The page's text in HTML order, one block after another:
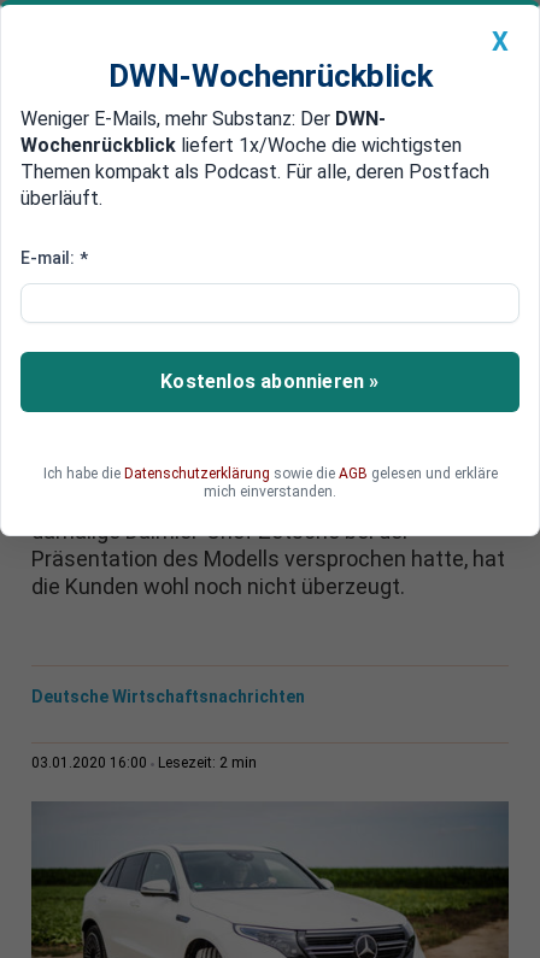
Newsticker MEIN DWN: Geldanlage Premium
Edelmetalle DWN-Magazin China
Trotz einer Werbung mit
Daimler floppt vorerst
Der Verkauf der E-Autos in Deutschland verläuft
zwar grundsätzlich sehr schleppend. Doch sieht
Wagen, dem EQC, einen besonders geringen
Erfolg hat. "Das perfekte Gesamtpaket", das der
damalige Daimler-Chef Zetsche bei der
Präsentation des Modells versprochen hatte, hat
die Kunden wohl noch nicht überzeugt.
Deutsche Wirtschaftsnachrichten
03.01.2020 16:00 Lesezeit: 2 min
X
DWN-Wochenrückblick
Weniger E-Mails, mehr Substanz: Der DWN-
Wochenrückblick liefert 1x/Woche die wichtigsten
Themen kompakt als Podcast. Für alle, deren Postfach
überläuft.
E-mail: *
Kostenlos abonnieren »
Ich habe die Datenschutzerklärung sowie die AGB gelesen und erkläre
mich einverstanden.